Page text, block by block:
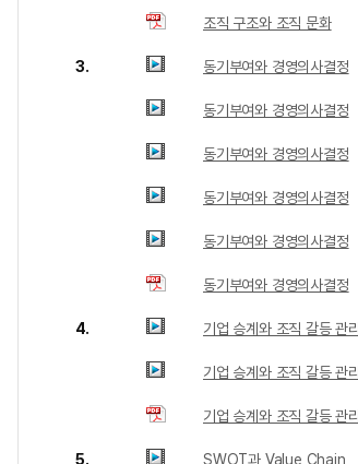
조직 구조와 조직 문화
3. 동기부여와 경영의사결정
동기부여와 경영의사결정
동기부여와 경영의사결정
동기부여와 경영의사결정
동기부여와 경영의사결정
동기부여와 경영의사결정
4. 기업 승계와 조직 갈등 관리
기업 승계와 조직 갈등 관리
기업 승계와 조직 갈등 관리
5. SWOT과 Value Chain